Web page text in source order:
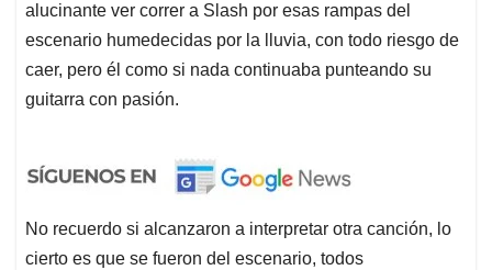
alucinante ver correr a Slash por esas rampas del
escenario humedecidas por la lluvia, con todo riesgo de
caer, pero él como si nada continuaba punteando su
guitarra con pasión.
No recuerdo si alcanzaron a interpretar otra canción, lo
cierto es que se fueron del escenario, todos